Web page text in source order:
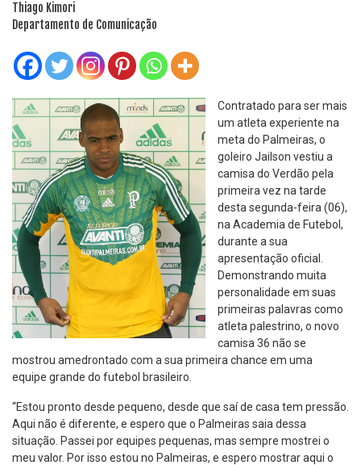
Thiago Kimori
Departamento de Comunicação
Contratado para ser mais
um atleta experiente na
meta do Palmeiras, o
goleiro Jailson vestiu a
camisa do Verdão pela
primeira vez na tarde
desta segunda-feira (06),
na Academia de Futebol,
durante a sua
apresentação oficial.
Demonstrando muita
personalidade em suas
primeiras palavras como
atleta palestrino, o novo
camisa 36 não se
mostrou amedrontado com a sua primeira chance em uma
equipe grande do futebol brasileiro.
“Estou pronto desde pequeno, desde que saí de casa tem pressão.
Aqui não é diferente, e espero que o Palmeiras saia dessa
situação. Passei por equipes pequenas, mas sempre mostrei o
meu valor. Por isso estou no Palmeiras, e espero mostrar aqui o